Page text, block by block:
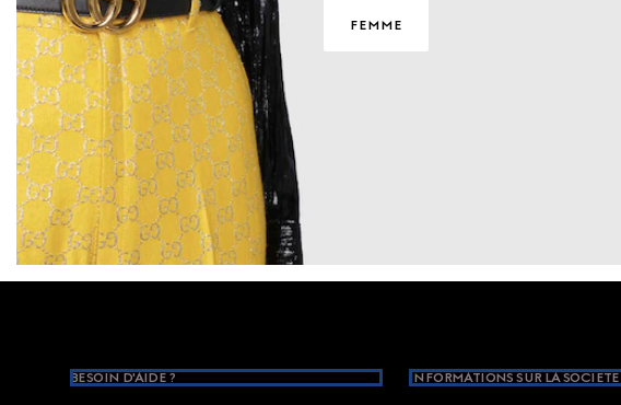
FEMME
Footer
BESOIN D'AIDE ? INFORMATIONS SUR LA SOCIETE